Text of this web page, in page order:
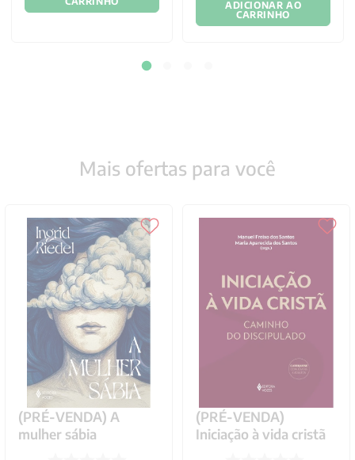
ADICIONAR AO
CARRINHO
Mais ofertas para você
(PRÉ-VENDA) A
mulher sábia
(PRÉ-VENDA)
Iniciação à vida cristã